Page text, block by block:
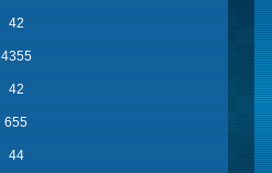
42
4355
42
655
44